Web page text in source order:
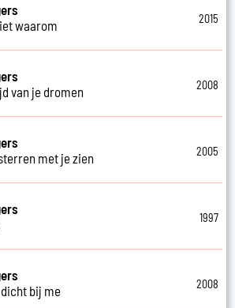
waarom
2015
van je dromen
2008
met je zien
2005
1997
bij me
2008